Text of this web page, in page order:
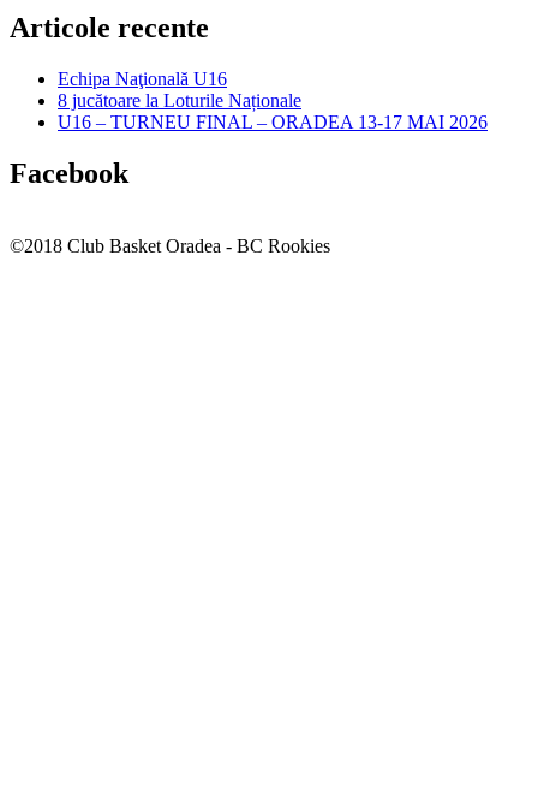
Articole recente
Echipa Naţională U16
8 jucătoare la Loturile Naționale
U16 – TURNEU FINAL – ORADEA 13-17 MAI 2026
Facebook
©2018 Club Basket Oradea - BC Rookies